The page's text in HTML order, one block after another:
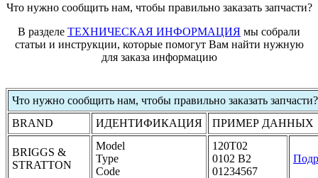
Что нужно сообщить нам, чтобы правильно заказать запчасти?
В разделе ТЕХНИЧЕСКАЯ ИНФОРМАЦИЯ мы собрали
статьи и инструкции, которые помогут Вам найти нужную
для заказа информацию
Что нужно сообщить нам, чтобы правильно заказать запчасти?
BRAND
ИДЕНТИФИКАЦИЯ ПРИМЕР ДАННЫХ
BRIGGS &
STRATTON
Model
Type
Code
120T02
0102 B2
01234567